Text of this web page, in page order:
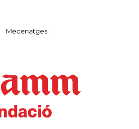
Mecenatges: